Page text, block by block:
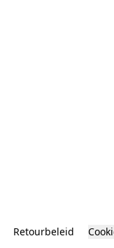
Retourbeleid